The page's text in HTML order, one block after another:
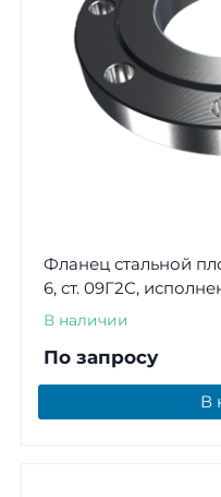
Фланец стальной
6, ст. 09Г2С,
В наличии
По запросу
В